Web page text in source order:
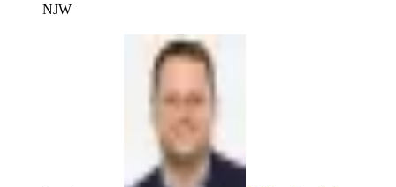
NJW